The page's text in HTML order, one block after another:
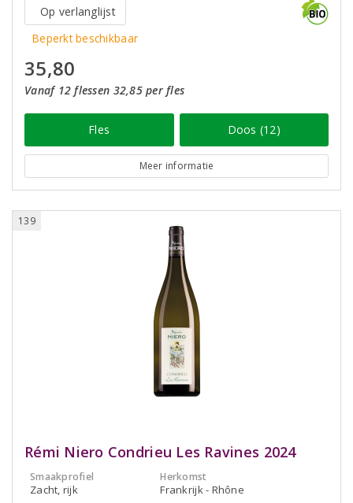
Op verlanglijst
Beperkt beschikbaar
35,80
Vanaf 12 flessen 32,85 per fles
Fles Doos (12)
Meer informatie
139
Rémi Niero Condrieu Les Ravines 2024
Smaakprofiel
Zacht, rijk
Herkomst
Frankrijk - Rhône